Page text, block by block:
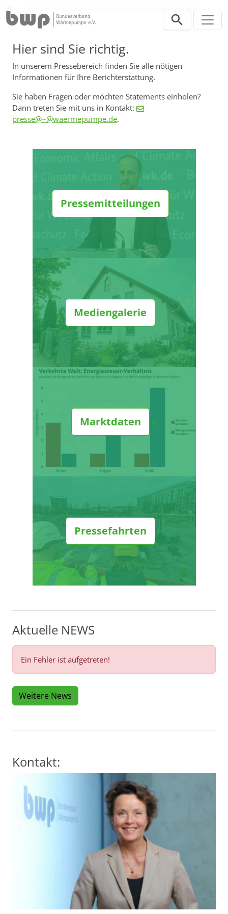
BWP auf der Neuheitenschau von Bär & Ollenroth in Berlin
Hier sind Sie richtig.
In unserem Pressebereich finden Sie alle nötigen
Informationen für Ihre Berichterstattung.
Sie haben Fragen oder möchten Statements einholen?
Dann treten Sie mit uns in Kontakt:
presse@~@waermepumpe.de.
Pressemitteilungen
Mediengalerie
Marktdaten
Pressefahrten
Aktuelle NEWS
Ein Fehler ist aufgetreten!
Weitere News
Kontakt: